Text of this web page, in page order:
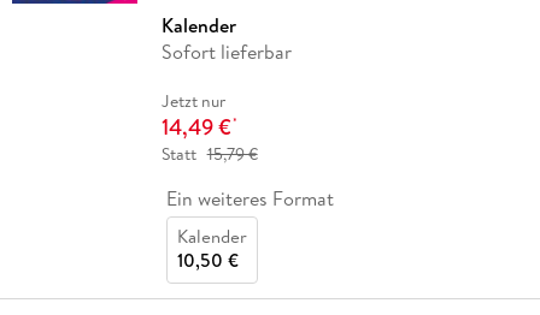
Kalender
Sofort lieferbar
Jetzt nur
14,49 €*
Statt 15,79 €
Ein weiteres Format
Kalender
10,50 €